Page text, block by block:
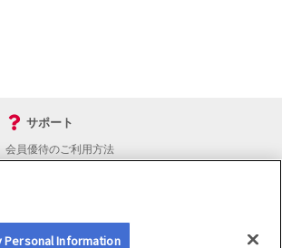
サポート
会員優待のご利用方法
会員優待サービスの提携をご検討の方へ
Personal Information